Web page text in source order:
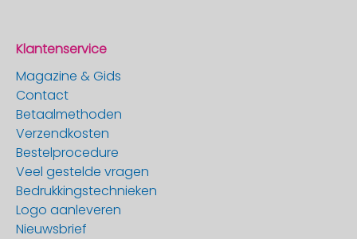
Klantenservice
Magazine & Gids
Contact
Betaalmethoden
Verzendkosten
Bestelprocedure
Veel gestelde vragen
Bedrukkingstechnieken
Logo aanleveren
Nieuwsbrief